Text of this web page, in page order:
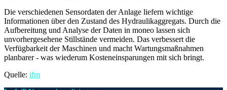
Die verschiedenen Sensordaten der Anlage liefern wichtige
Informationen über den Zustand des Hydraulikaggregats. Durch die
Aufbereitung und Analyse der Daten in moneo lassen sich
unvorhergesehene Stillstände vermeiden. Das verbessert die
Verfügbarkeit der Maschinen und macht Wartungsmaßnahmen
planbarer - was wiederum Kosteneinsparungen mit sich bringt.
Quelle: ifm